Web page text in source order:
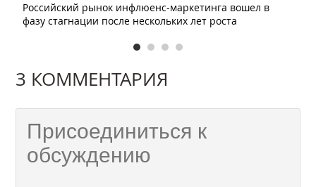
Российский рынок инфлюенс-маркетинга вошел в
фазу стагнации после нескольких лет роста
3 КОММЕНТАРИЯ